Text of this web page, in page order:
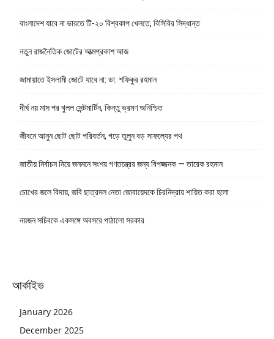
বাংলাদেশ যাবে না ভারতে টি-২০ বিশ্বকাপ খেলতে, বিসিবির সিদ্ধান্ত
নতুন রাজনৈতিক জোটের আত্মপ্রকাশ আজ
জামায়াতে ইসলামী জোটে যাবে না: ডা. শফিকুর রহমান
দীর্ঘ নয় মাস পর খুলল সেন্টমার্টিন, কিন্তু ভ্রমণ অনিশ্চিত
জীবনে আনুন ছোট ছোট পরিবর্তন, গড়ে তুলুন বড় সাফল্যের পথ
জাতীয় নির্বাচন নিয়ে জনমনে সংশয় গণতন্ত্রের জন্য বিপজ্জনক — তারেক রহমান
চোখের জলে বিদায়, জবি ছাত্রদল নেতা জোবায়েদকে চিরনিদ্রায় শায়িত করা হলো
নয়জন সচিবকে একসঙ্গে অবসরে পাঠালো সরকার
আর্কাইভ
January 2026
December 2025